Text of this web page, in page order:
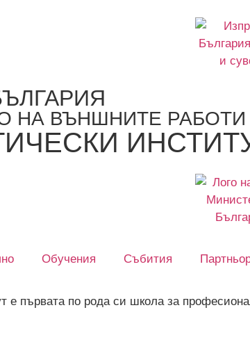
НА ВЪНШНИТЕ РАБОТИ
Обучения Събития
е първата по рода си школа за